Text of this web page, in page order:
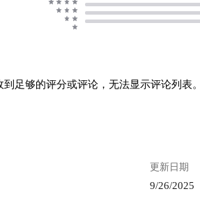
#/shop/detail/in.zhaoj.p
guidelines/496/ba11fae8-
9276bc6ac87e.png "image.png")
guidelines/496/8c265da2-
填的邮箱不会发邮件，正常使用
到足够的评分或评论，无法显示评论列表
更新日期
9/26/2025